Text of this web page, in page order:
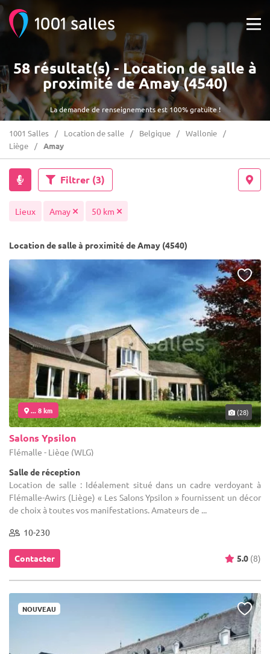
La demande de renseignements est 100% gratuite !
58 résultat(s) - Location de salle à
proximité de Amay (4540)
1001 Salles Location de salle Belgique
Wallonie
Liège
Amay
Filtrer (3)
Lieux Amay 50 km
Location de salle à proximité de Amay (4540)
... 8 km (28)
Salons Ypsilon
Flémalle - Liège (WLG)
Salle de réception
Location de salle : Idéalement situé dans un cadre verdoyant à
Flémalle-Awirs (Liège) « Les Salons Ypsilon » fournissent un décor
de choix à toutes vos manifestations. Amateurs de ...
10-230
Contacter 5.0 (8)
NOUVEAU